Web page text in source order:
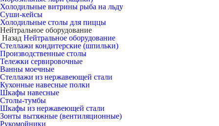
Холодильные витрины рыба на льду
Суши-кейсы
Холодильные столы для пиццы
Нейтральное оборудование
Назад Нейтральное оборудование
Стеллажи кондитерские (шпильки)
Производственные столы
Тележки сервировочные
Ванны моечные
Стеллажи из нержавеющей стали
Кухонные навесные полки
Шкафы навесные
Столы-тумбы
Шкафы из нержавеющей стали
Зонты вытяжные (вентиляционные)
Рукомойники